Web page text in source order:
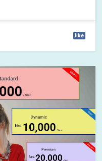
like